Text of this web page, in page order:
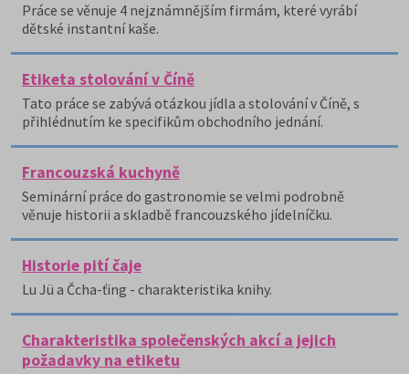
Práce se věnuje 4 nejznámnějším firmám, které vyrábí
dětské instantní kaše.
Etiketa stolování v Číně
Tato práce se zabývá otázkou jídla a stolování v Číně, s
přihlédnutím ke specifikům obchodního jednání.
Francouzská kuchyně
Seminární práce do gastronomie se velmi podrobně
věnuje historii a skladbě francouzského jídelníčku.
Historie pití čaje
Lu Jü a Čcha-ťing - charakteristika knihy.
Charakteristika společenských akcí a jejich
požadavky na etiketu